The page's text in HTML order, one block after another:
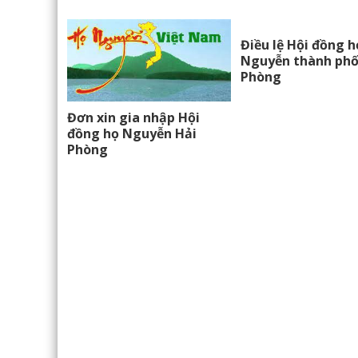
Đơn xin gia nhập Hội
đồng họ Nguyễn Hải
Phòng
Điều lệ Hội đồng
Nguyễn thành
Phòng